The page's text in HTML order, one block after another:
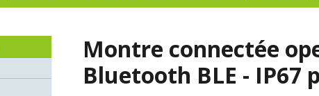
Montre connectée
Bluetooth BLE - IP67